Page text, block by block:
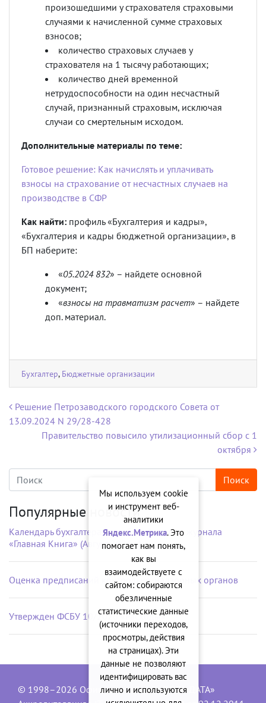
произошедшими у страхователя страховыми
случаями к начисленной сумме страховых
взносов;
количество страховых случаев у
страхователя на 1 тысячу работающих;
количество дней временной
нетрудоспособности на один несчастный
случай, признанный страховым, исключая
случаи со смертельным исходом.
Дополнительные материалы по теме:
Готовое решение: Как начислять и уплачивать
взносы на страхование от несчастных случаев на
производстве в СФР
Как найти: профиль «Бухгалтерия и кадры»,
«Бухгалтерия и кадры бюджетной организации», в
БП наберите:
«05.2024 832» – найдете основной
документ;
«взносы на травматизм расчет» – найдете
доп. материал.
Бухгалтер, Бюджетные организации
Навигация по записям
Решение Петрозаводского городского Совета от
13.09.2024 N 29/28-428
Правительство повысило утилизационный сбор с 1
октября
Популярные новости
Календарь бухгалтера на рабочий стол от журнала
«Главная Книга» (Август 2026 г.)
Оценка предписаний контрольно-надзорных органов
Утвержден ФСБУ 10/2026 «Расходы»
© 1998–2026 Официальный сайт ООО «ДАТА»
Мы используем cookie
и инструмент веб-
аналитики
Яндекс.Метрика. Это
помогает нам понять,
как вы
взаимодействуете с
сайтом: собираются
обезличенные
статистические данные
(источники переходов,
просмотры, действия
на страницах). Эти
данные не позволяют
идентифицировать вас
лично и используются